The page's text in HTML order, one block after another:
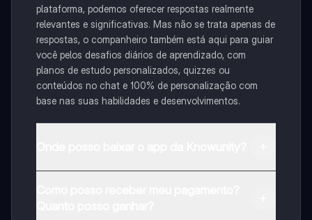
plataforma, podemos oferecer respostas realmente
relevantes e significativas. Mas não se trata apenas de
respostas, o companheiro também está aqui para guiar
você pelos desafios diários de aprendizado, com
planos de estudo personalizados, quizzes ou
conteúdos no chat e 100% de personalização com
base nas suas habilidades e desenvolvimentos.